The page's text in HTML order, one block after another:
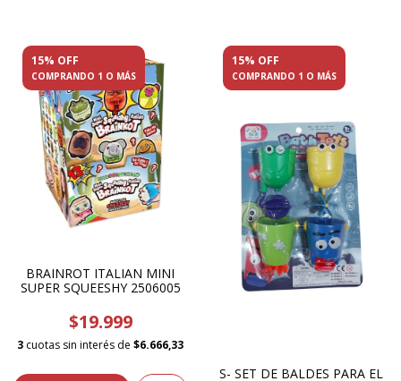
15% OFF
COMPRANDO 1 O MÁS
BRAINROT ITALIAN MINI
SUPER SQUEESHY 2506005
$19.999
3 cuotas sin interés de $6.666,33
15% OFF
COMPRANDO 1 O MÁS
S- SET DE BALDES PARA EL